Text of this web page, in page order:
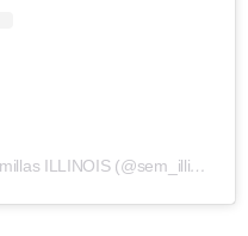
Una publicación compartida por Semillas ILLINOIS (@sem_illinois)